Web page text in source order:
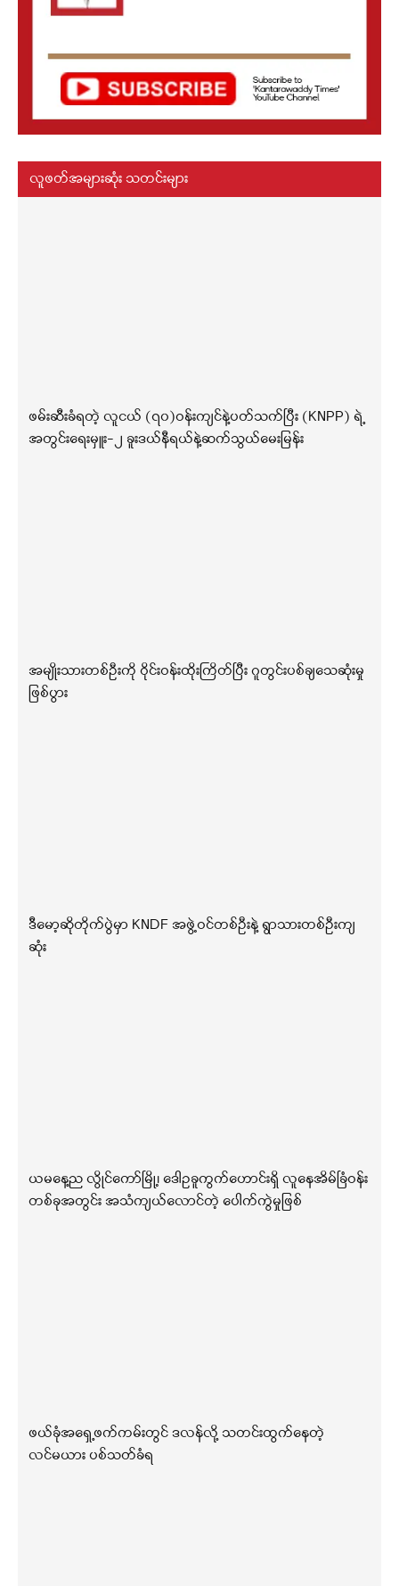
လူဖတ်အများဆုံး သတင်းများ
ဖမ်းဆီးခံရတဲ့ လူငယ် (၇၀)ဝန်းကျင်နဲ့ပတ်သက်ပြီး (KNPP) ရဲ့
အတွင်းရေးမှူး-၂ ခူးဒယ်နီရယ်နဲ့ဆက်သွယ်မေးမြန်း
အမျိုးသားတစ်ဦးကို ဝိုင်းဝန်းထိုးကြိတ်ပြီး ဂူတွင်းပစ်ချသေဆုံးမှု
ဖြစ်ပွား
ဒီမော့ဆိုတိုက်ပွဲမှာ KNDF အဖွဲ့ဝင်တစ်ဦးနဲ့ ရွာသားတစ်ဦးကျ
ဆုံး
ယမနေ့ည လွိုင်ကော်မြို့၊ ဒေါဥခူကွက်ဟောင်းရှိ လူနေအိမ်ခြံဝန်း
တစ်ခုအတွင်း အသံကျယ်လောင်တဲ့ ပေါက်ကွဲမှုဖြစ်
ဖယ်ခုံအရှေ့ဖက်ကမ်းတွင် ဒလန်လို့ သတင်းထွက်နေတဲ့
လင်မယား ပစ်သတ်ခံရ